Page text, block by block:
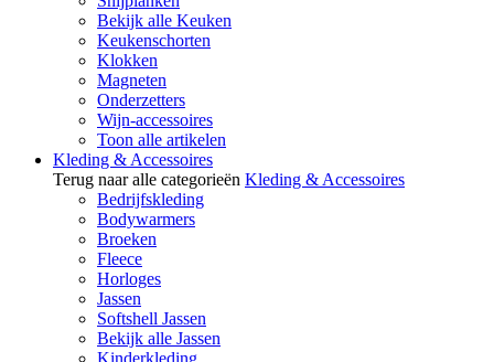
Bekijk alle Keuken
Keukenschorten
Klokken
Magneten
Onderzetters
Wijn-accessoires
Toon alle artikelen
Kleding & Accessoires
Terug naar alle categorieën Kleding & Accessoires
Bedrijfskleding
Bodywarmers
Broeken
Fleece
Horloges
Jassen
Softshell Jassen
Bekijk alle Jassen
Kinderkleding